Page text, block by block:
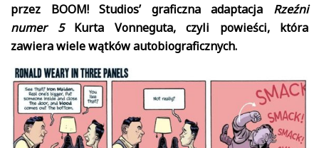
przez BOOM! Studios’ graficzna adaptacja Rzeźni
numer 5Kurta Vonneguta, czyli powieści, która
zawiera wiele wątków autobiograficznych.